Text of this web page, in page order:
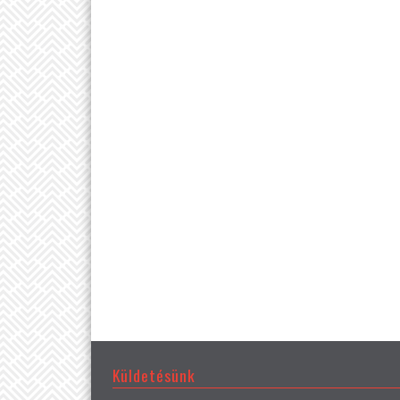
Küldetésünk